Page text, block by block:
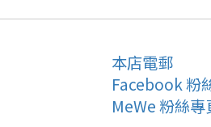
本店電郵
Facebook 粉
MeWe 粉絲專